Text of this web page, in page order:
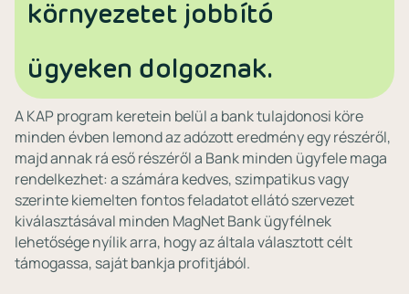
környezetet jobbító
ügyeken dolgoznak.
A KAP program keretein belül a bank tulajdonosi köre
minden évben lemond az adózott eredmény egy részéről,
majd annak rá eső részéről a Bank minden ügyfele maga
rendelkezhet: a számára kedves, szimpatikus vagy
szerinte kiemelten fontos feladatot ellátó szervezet
kiválasztásával minden MagNet Bank ügyfélnek
lehetősége nyílik arra, hogy az általa választott célt
támogassa, saját bankja profitjából.